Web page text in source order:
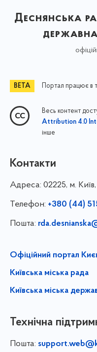
Деснянська
державна
Портал працює в
Весь контент
Attribution 4.0
інше
Контакти
Адреса: 02225, м.
Телефон: +380 (44)
Пошта:
Офіційний портал
Київська міська рада
Київська міська
Технічна
Пошта: